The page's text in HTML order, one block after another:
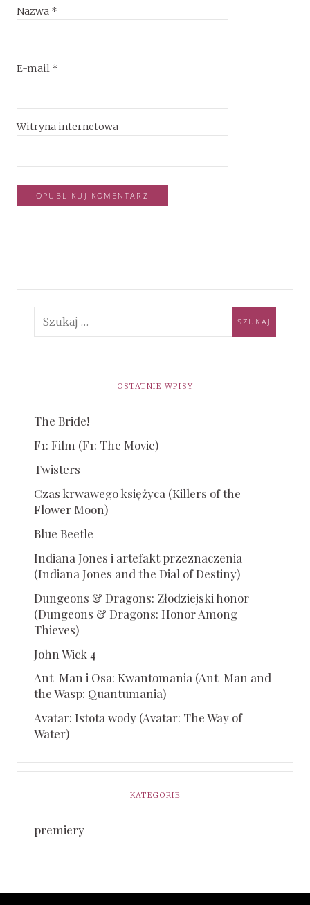
Nazwa *
E-mail *
Witryna internetowa
OSTATNIE WPISY
The Bride!
F1: Film (F1: The Movie)
Twisters
Czas krwawego księżyca (Killers of the
Flower Moon)
Blue Beetle
Indiana Jones i artefakt przeznaczenia
(Indiana Jones and the Dial of Destiny)
Dungeons & Dragons: Złodziejski honor
(Dungeons & Dragons: Honor Among
Thieves)
John Wick 4
Ant-Man i Osa: Kwantomania (Ant-Man and
the Wasp: Quantumania)
Avatar: Istota wody (Avatar: The Way of
Water)
KATEGORIE
premiery